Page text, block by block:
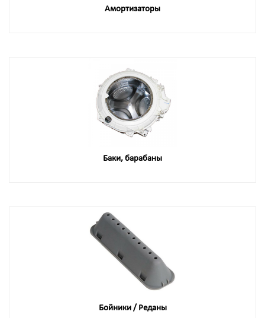
Амортизаторы
Баки, барабаны
Бойники / Реданы